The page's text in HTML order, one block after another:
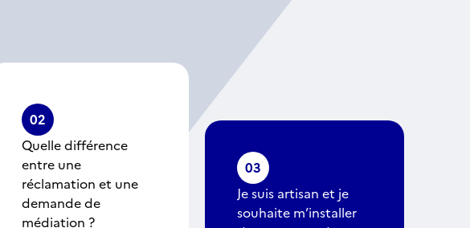
02
Quelle différence
entre une
réclamation et une
demande de
médiation ?
03
Je suis artisan et je
souhaite m’installer